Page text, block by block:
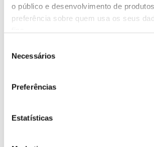
o público e desenvolvimento de
preferência sobre quem usa os seus
Se permitir, gostaríamos também de:
geográfica as quais podem ter uma
vários metros
ativa as características específicas
Saiba mais sobre como os seus dados
Necessários
Preferências
Estatísticas
100 - 200 EUR
200 - 300 EUR
300+ EUR
Todos os Turnos
Por tratamento